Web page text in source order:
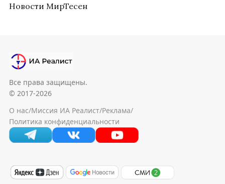
Новости МирТесен
Все права защищены.
© 2017-2026
О нас/Миссия ИА Реалист/Реклама/
Политика конфиденциальности